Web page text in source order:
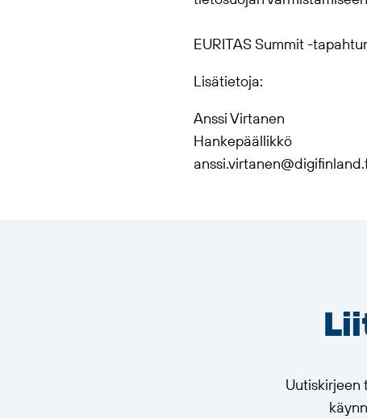
EURITAS Summit -
Lisätietoja:
Anssi Virtanen
Hankepäällikkö
Uutiskirjeen